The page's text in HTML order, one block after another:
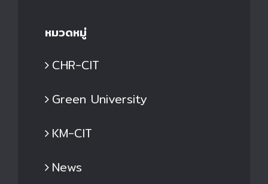
หมวดหมู่
CHR-CIT
Green University
KM-CIT
News